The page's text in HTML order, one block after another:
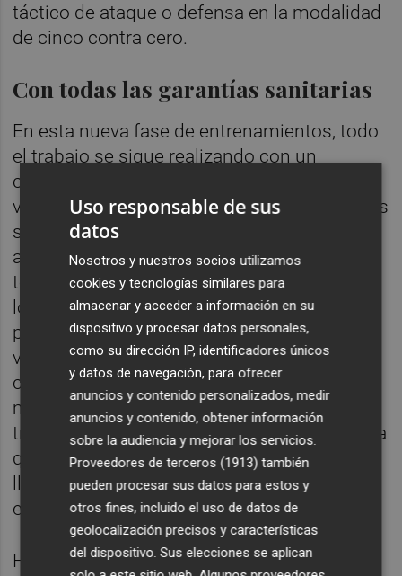
táctico de ataque o defensa en la modalidad
de cinco contra cero.
Con todas las garantías sanitarias
En esta nueva fase de entrenamientos, todo
el trabajo se sigue realizando con un
cumplimiento exhaustivo de la normativa
vigente y siempre con las máximas garantías
sanitarias. Todas las personas que acceden
al recinto se someten a un control de
temperatura y cuentan en la recepción con
los equipos de protección individual que
puedan necesitar. Cada jugador tiene un
vestuario para su uso exclusivo
convenientemente rotulado, usa todo el
material de trabajo de manera única y lo
transporta de manera personal hasta la pista
que tenga asignada. Los técnicos deben
llevar durante toda la sesión de
entrenamiento mascarilla y guantes.
Hay tres pistas que cuentan con máquinas
Uso responsable de sus
datos
Nosotros y nuestros socios utilizamos
cookies y tecnologías similares para
almacenar y acceder a información en su
dispositivo y procesar datos personales,
como su dirección IP, identificadores únicos
y datos de navegación, para ofrecer
anuncios y contenido personalizados, medir
anuncios y contenido, obtener información
sobre la audiencia y mejorar los servicios.
Proveedores de terceros (1913) también
pueden procesar sus datos para estos y
otros fines, incluido el uso de datos de
geolocalización precisos y características
del dispositivo. Sus elecciones se aplican